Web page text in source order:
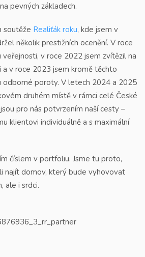
pevných základech.
soutěže Realiťák roku, kde jsem v
několik prestižních ocenění. V roce
veřejnosti, v roce 2022 jsem zvítězil na
a v roce 2023 jsem kromě těchto
odborné poroty. V letech 2024 a 2025
druhém místě v rámci celé České
pro nás potvrzením naší cesty –
klientovi individuálně a s maximální
číslem v portfoliu. Jsme tu proto,
najít domov, který bude vyhovovat
ale i srdci.